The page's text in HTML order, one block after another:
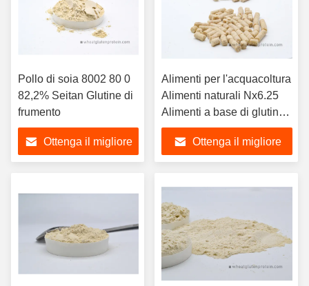
Pollo di soia 8002 80 0
82,2% Seitan Glutine di
frumento
Ottenga il migliore
Alimenti per l'acquacoltura
Alimenti naturali Nx6.25
Alimenti a base di glutine
di grano
Ottenga il migliore